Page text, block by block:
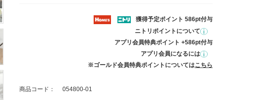
獲得予定ポイント 586pt付与
ニトリポイントについて
アプリ会員特典ポイント +586pt付与
アプリ会員になるには
※ゴールド会員特典ポイントについてはこちら
商品コード： 054800-01